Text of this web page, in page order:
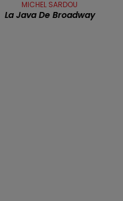
CHANTENT
MICHEL SARDOU
La Java De Broadway